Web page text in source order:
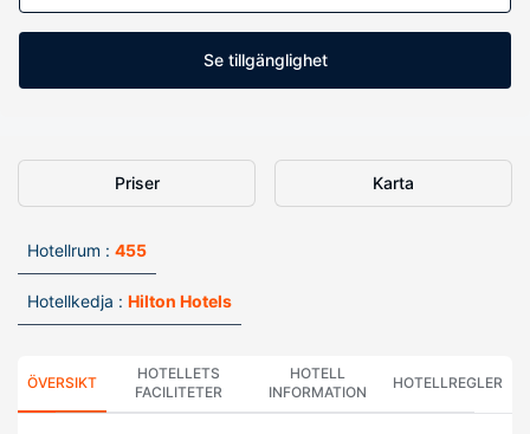
Se tillgänglighet
Priser Karta
Hotellrum : 455
Hotellkedja : Hilton Hotels
ÖVERSIKT
HOTELLETS
FACILITETER
HOTELL
INFORMATION
HOTELLREGLER